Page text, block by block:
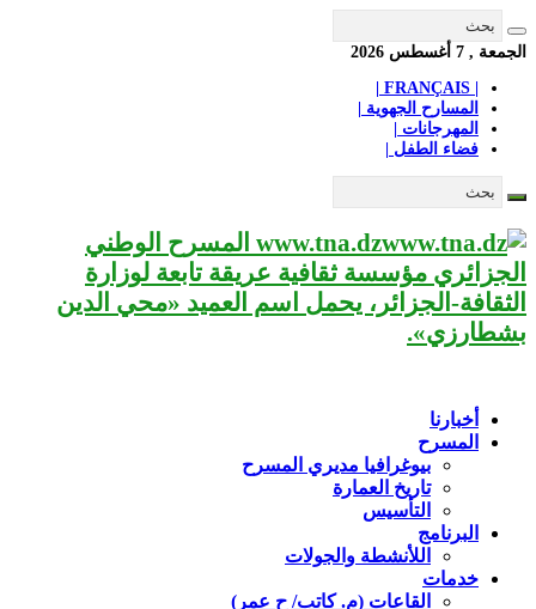
الجمعة , 7 أغسطس 2026
المسارح الجهوية |
المهرجانات |
فضاء الطفل |
www.tna.dz المسرح الوطني
الجزائري مؤسسة ثقافية عريقة تابعة لوزارة
الثقافة-الجزائر، يحمل اسم العميد «محي الدين
بشطارزي».
أخبارنا
المسرح
بيوغرافيا مديري المسرح
تاريخ العمارة
التأسيس
البرنامج
اللأنشطة والجولات
خدمات
القاعات (م. كاتب/ ح عمر)